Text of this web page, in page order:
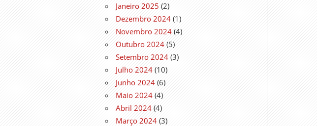
Janeiro 2025 (2)
Dezembro 2024 (1)
Novembro 2024 (4)
Outubro 2024 (5)
Setembro 2024 (3)
Julho 2024 (10)
Junho 2024 (6)
Maio 2024 (4)
Abril 2024 (4)
Março 2024 (3)